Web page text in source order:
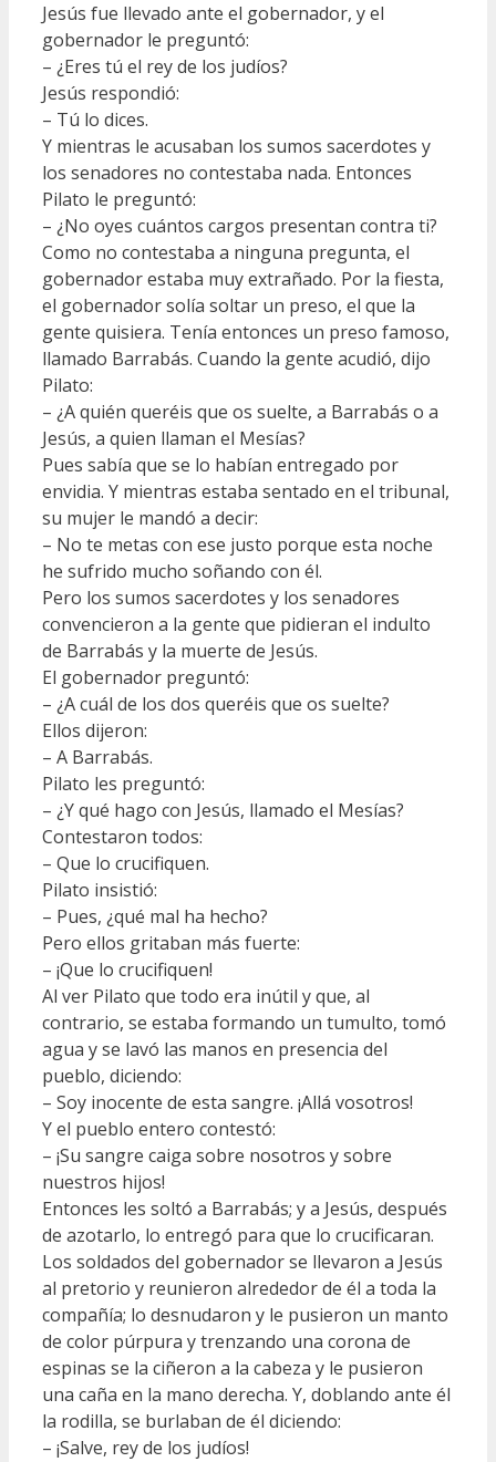
Jesús fue llevado ante el gobernador, y el
gobernador le preguntó:
– ¿Eres tú el rey de los judíos?
Jesús respondió:
– Tú lo dices.
Y mientras le acusaban los sumos sacerdotes y
los senadores no contestaba nada. Entonces
Pilato le preguntó:
– ¿No oyes cuántos cargos presentan contra ti?
Como no contestaba a ninguna pregunta, el
gobernador estaba muy extrañado. Por la fiesta,
el gobernador solía soltar un preso, el que la
gente quisiera. Tenía entonces un preso famoso,
llamado Barrabás. Cuando la gente acudió, dijo
Pilato:
– ¿A quién queréis que os suelte, a Barrabás o a
Jesús, a quien llaman el Mesías?
Pues sabía que se lo habían entregado por
envidia. Y mientras estaba sentado en el tribunal,
su mujer le mandó a decir:
– No te metas con ese justo porque esta noche
he sufrido mucho soñando con él.
Pero los sumos sacerdotes y los senadores
convencieron a la gente que pidieran el indulto
de Barrabás y la muerte de Jesús.
El gobernador preguntó:
– ¿A cuál de los dos queréis que os suelte?
Ellos dijeron:
– A Barrabás.
Pilato les preguntó:
– ¿Y qué hago con Jesús, llamado el Mesías?
Contestaron todos:
– Que lo crucifiquen.
Pilato insistió:
– Pues, ¿qué mal ha hecho?
Pero ellos gritaban más fuerte:
– ¡Que lo crucifiquen!
Al ver Pilato que todo era inútil y que, al
contrario, se estaba formando un tumulto, tomó
agua y se lavó las manos en presencia del
pueblo, diciendo:
– Soy inocente de esta sangre. ¡Allá vosotros!
Y el pueblo entero contestó:
– ¡Su sangre caiga sobre nosotros y sobre
nuestros hijos!
Entonces les soltó a Barrabás; y a Jesús, después
de azotarlo, lo entregó para que lo crucificaran.
Los soldados del gobernador se llevaron a Jesús
al pretorio y reunieron alrededor de él a toda la
compañía; lo desnudaron y le pusieron un manto
de color púrpura y trenzando una corona de
espinas se la ciñeron a la cabeza y le pusieron
una caña en la mano derecha. Y, doblando ante él
la rodilla, se burlaban de él diciendo:
– ¡Salve, rey de los judíos!